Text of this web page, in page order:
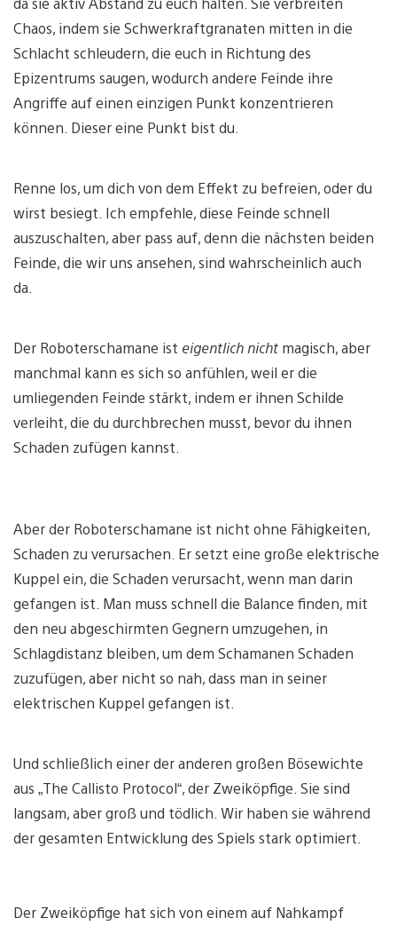
Chaos, indem sie Schwerkraftgranaten mitten in die
Schlacht schleudern, die euch in Richtung des
Epizentrums saugen, wodurch andere Feinde ihre
Angriffe auf einen einzigen Punkt konzentrieren
können. Dieser eine Punkt bist du.
Renne los, um dich von dem Effekt zu befreien, oder du
wirst besiegt. Ich empfehle, diese Feinde schnell
auszuschalten, aber pass auf, denn die nächsten beiden
Feinde, die wir uns ansehen, sind wahrscheinlich auch
da.
Der Roboterschamane ist eigentlich nicht magisch, aber
manchmal kann es sich so anfühlen, weil er die
umliegenden Feinde stärkt, indem er ihnen Schilde
verleiht, die du durchbrechen musst, bevor du ihnen
Schaden zufügen kannst.
Aber der Roboterschamane ist nicht ohne Fähigkeiten,
Schaden zu verursachen. Er setzt eine große elektrische
Kuppel ein, die Schaden verursacht, wenn man darin
gefangen ist. Man muss schnell die Balance finden, mit
den neu abgeschirmten Gegnern umzugehen, in
Schlagdistanz bleiben, um dem Schamanen Schaden
zuzufügen, aber nicht so nah, dass man in seiner
elektrischen Kuppel gefangen ist.
Und schließlich einer der anderen großen Bösewichte
aus „The Callisto Protocol“, der Zweiköpfige. Sie sind
langsam, aber groß und tödlich. Wir haben sie während
der gesamten Entwicklung des Spiels stark optimiert.
Der Zweiköpfige hat sich von einem auf Nahkampf